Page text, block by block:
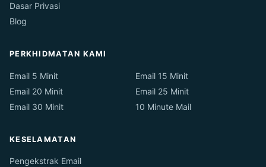
Dasar Privasi
Blog
PERKHIDMATAN KAMI
Email 5 Minit
Email 15 Minit
Email 20 Minit
Email 25 Minit
Email 30 Minit
10 Minute Mail
KESELAMATAN
Pengekstrak Email